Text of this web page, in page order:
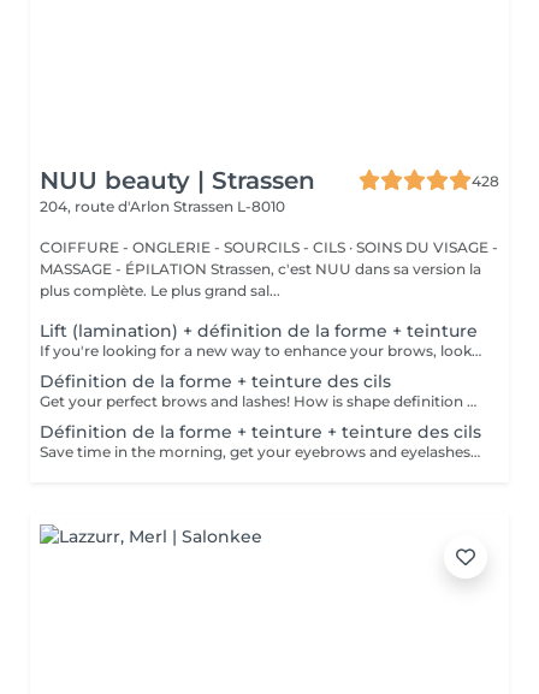
NUU beauty | Strassen
428
204, route d'Arlon Strassen L-8010
COIFFURE - ONGLERIE - SOURCILS - CILS · SOINS DU VISAGE -
MASSAGE - ÉPILATION Strassen, c'est NUU dans sa version la
plus complète. Le plus grand sal...
Lift (lamination) + définition de la forme + teinture
If you're looking for a new way to enhance your brows, look no further than brow lift! During the process, the specialist covers the hairs with special compositions for long-term styling and fixation. Eyebrow lamination is accompanied by coloring. As a result, the eyebrows become bright, neat and well-groomed, and the desired shape remains unchanged for a long time. How is the brow lift done? - consultation (to discuss perfect form and colour) - preparation (brows are washed and marked) - brow style is applied to the brows - brow set is applied the brows - tweezing (excess hair are with tweezers) - tinting (paint or henna is applied) - products are removed from the brows - antiseptic and cream are applied - brows are brushed into their desired position Age restrictions: recommended to do from 16 years. Post procedure recommendations: do not wash brows, do not go to sauna, do not put on makeup for 24 hours. Frequency: once in 6-8 weeks.
Définition de la forme + teinture des cils
Get your perfect brows and lashes! How is shape definition + lash tinting done? - consultation is performed - brows are washed - excess hair is removed with wax - excess hair is removed with tweezers - brows are styled - lashes are washed - patches are applied - tinting is performed - patches are removed Age restrictions: recommended to do from 12 years. Post procedure recommendations: do not put makeup on the skin near the brows 4 hours after the procedure. Frequency: once in 3-4 weeks.
Définition de la forme + teinture + teinture des cils
Save time in the morning, get your eyebrows and eyelashes done! How is the shape definition + tinting + lash tinting done? - consultation is performed - brows are washed - excess hair is removed with wax - excess hair is removed with tweezers - tinting is performed - excess paint is removed - lashes are washed - patches are applied - tinting is performed - patches are removed Age restrictions: recommended age from 14 years. Post procedure recommendations: do not wash brows and lashes, do not put on makeup for 12 hours. Frequency: once in 3-4 weeks.